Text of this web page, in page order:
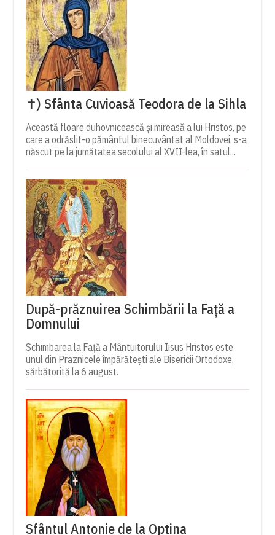
✝) Sfânta Cuvioasă Teodora de la Sihla
Această floare duhovnicească și mireasă a lui Hristos, pe
care a odrăslit-o pământul binecuvântat al Moldovei, s-a
născut pe la jumătatea secolului al XVII-lea, în satul...
După-prăznuirea Schimbării la Față a
Domnului
Schimbarea la Față a Mântuitorului Iisus Hristos este
unul din Praznicele împărătești ale Bisericii Ortodoxe,
sărbătorită la 6 august.
Sfântul Antonie de la Optina